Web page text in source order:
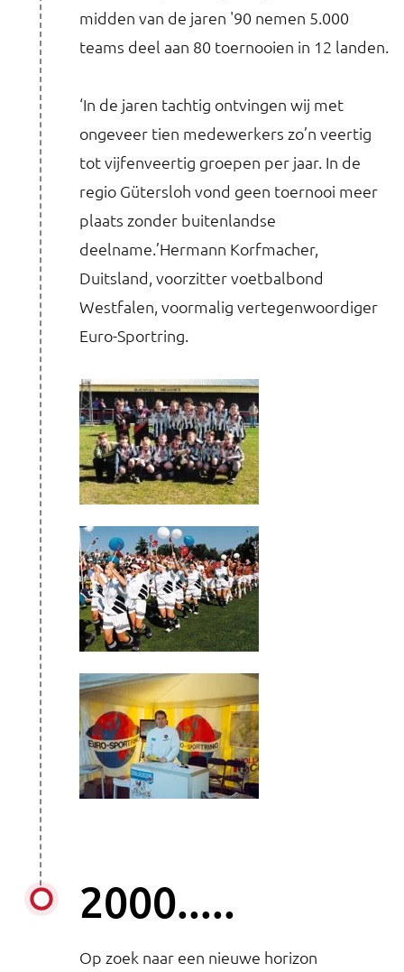
midden van de jaren '90 nemen 5.000
teams deel aan 80 toernooien in 12 landen.
‘In de jaren tachtig ontvingen wij met
ongeveer tien medewerkers zo’n veertig
tot vijfenveertig groepen per jaar. In de
regio Gütersloh vond geen toernooi meer
plaats zonder buitenlandse
deelname.’Hermann Korfmacher,
Duitsland, voorzitter voetbalbond
Westfalen, voormalig vertegenwoordiger
Euro-Sportring.
2000.....
Op zoek naar een nieuwe horizon